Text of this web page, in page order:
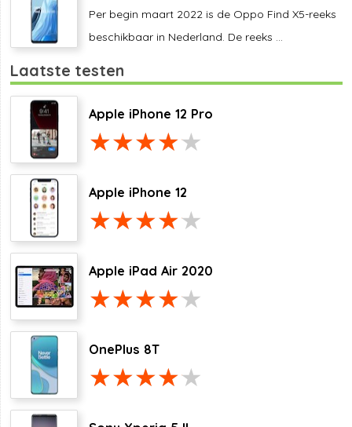
Per begin maart 2022 is de Oppo Find X5-reeks
beschikbaar in Nederland. De reeks ...
Laatste testen
Apple iPhone 12 Pro
Apple iPhone 12
Apple iPad Air 2020
OnePlus 8T